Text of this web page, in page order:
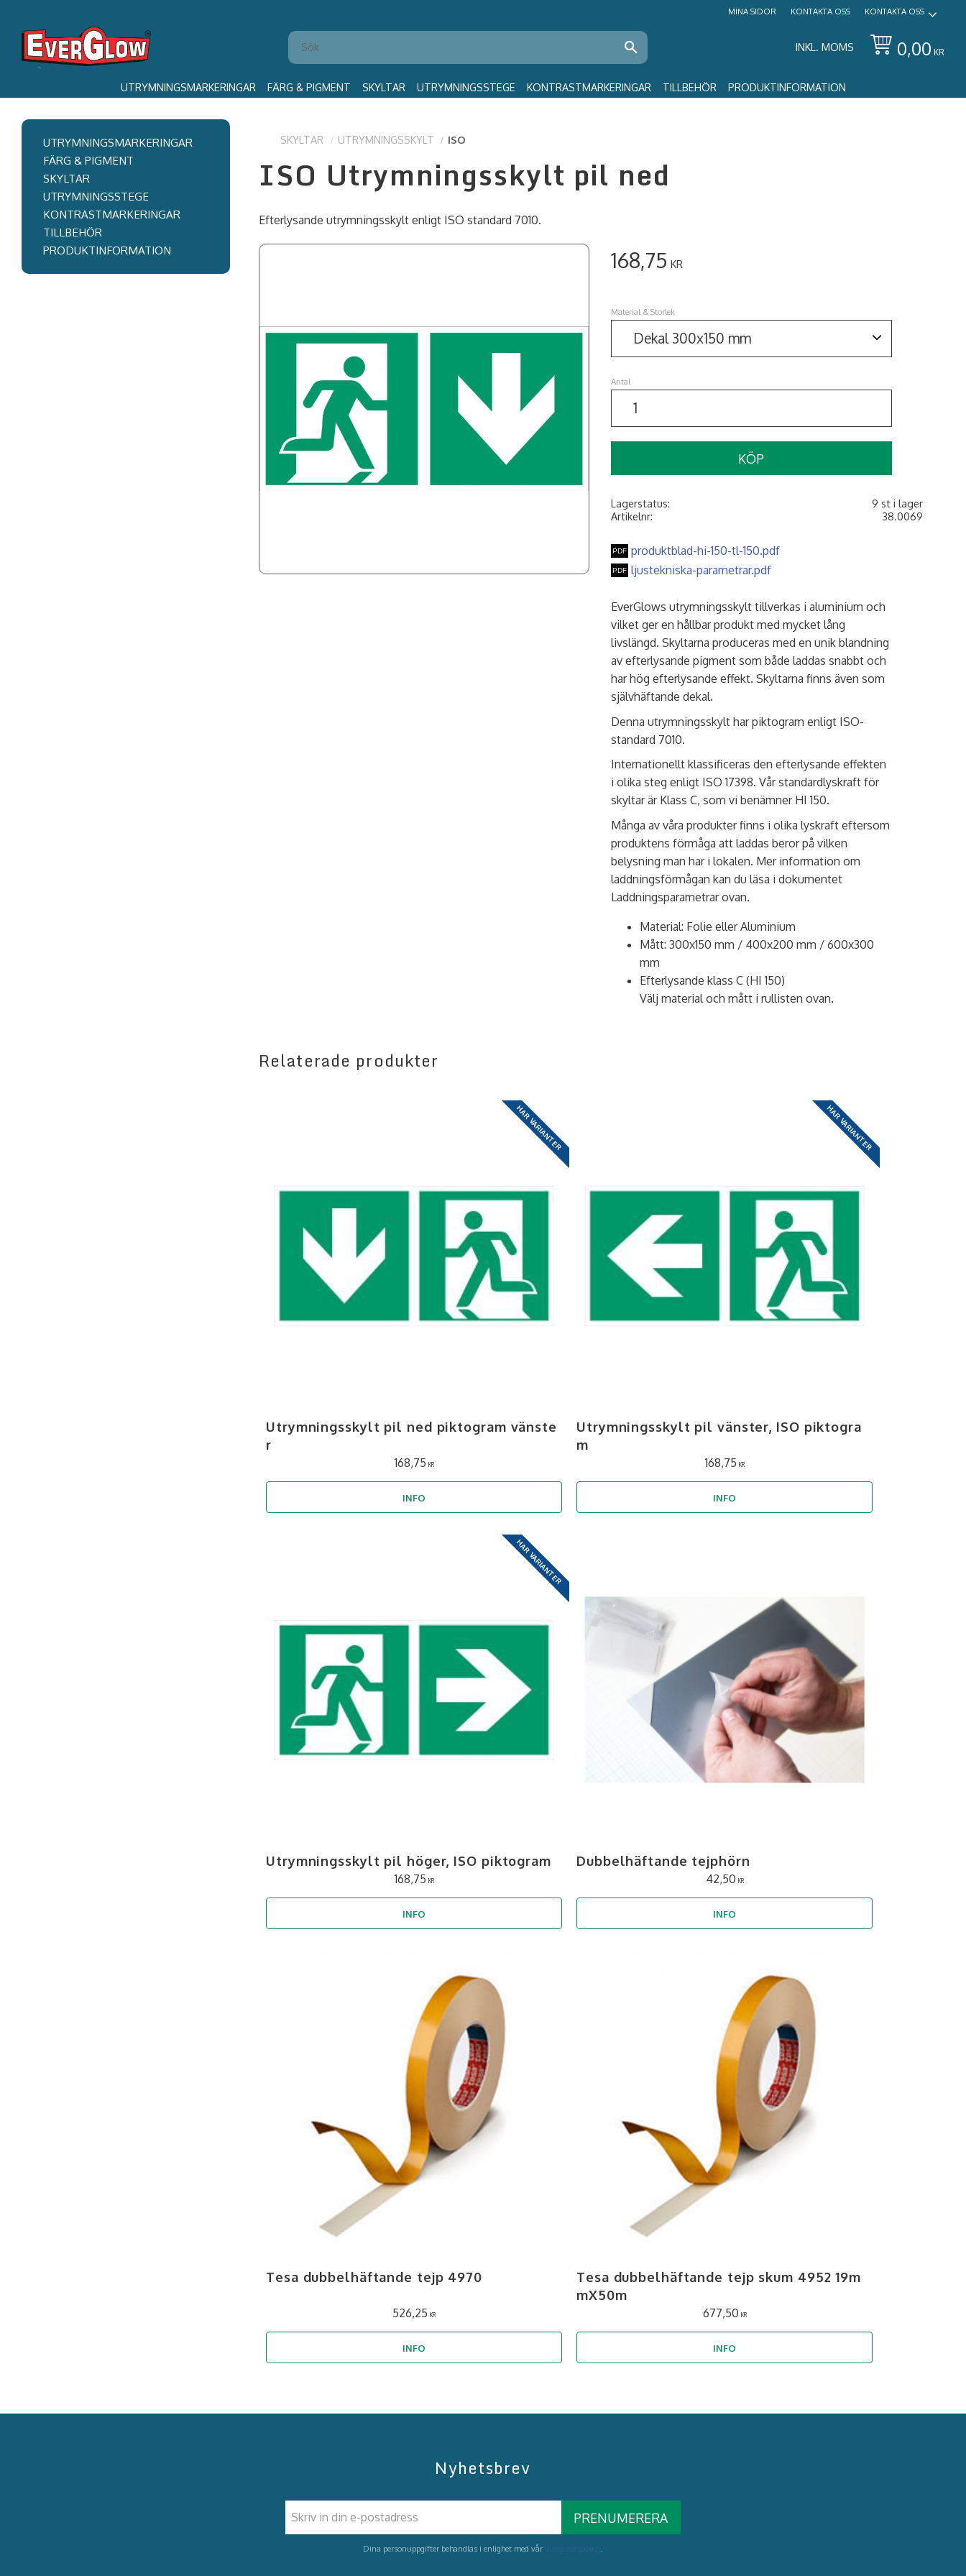
MINA SIDOR KONTAKTA OSS KONTAKTA OSS
INKL. MOMS 0,00 KR
UTRYMNINGSMARKERINGAR FÄRG & PIGMENT SKYLTAR UTRYMNINGSSTEGE KONTRASTMARKERINGAR TILLBEHÖR PRODUKTINFORMATION
SKYLTAR UTRYMNINGSSKYLT ISO
ISO Utrymningsskylt pil ned
Efterlysande utrymningsskylt enligt ISO standard 7010.
168,75 KR
Material & Storlek
Antal
KÖP
Lagerstatus
9 st i lager
Artikelnr
38.0069
produktblad-hi-150-tl-150.pdf
ljustekniska-parametrar.pdf
EverGlows utrymningsskylt tillverkas i aluminium och
vilket ger en hållbar produkt med mycket lång
livslängd. Skyltarna produceras med en unik blandning
av efterlysande pigment som både laddas snabbt och
har hög efterlysande effekt. Skyltarna finns även som
självhäftande dekal.
Denna utrymningsskylt har piktogram enligt ISO-
standard 7010.
Internationellt klassificeras den efterlysande effekten
i olika steg enligt ISO 17398. Vår standardlyskraft för
skyltar är Klass C, som vi benämner HI 150.
Många av våra produkter finns i olika lyskraft eftersom
produktens förmåga att laddas beror på vilken
belysning man har i lokalen. Mer information om
laddningsförmågan kan du läsa i dokumentet
Laddningsparametrar ovan.
Material: Folie eller Aluminium
Mått: 300x150 mm / 400x200 mm / 600x300
mm
Efterlysande klass C (HI 150)
Välj material och mått i rullisten ovan.
Relaterade produkter
Utrymningsskylt pil ned piktogram vänste
r
168,75 KR
INFO
HAR VARIANTER
Utrymningsskylt pil vänster, ISO piktogra
m
168,75 KR
INFO
HAR VARIANTER
Utrymningsskylt pil höger, ISO piktogram
168,75 KR
INFO
HAR VARIANTER
Dubbelhäftande tejphörn
42,50 KR
INFO
Tesa dubbelhäftande tejp 4970
526,25 KR
INFO
Tesa dubbelhäftande tejp skum 4952 19m
mX50m
677,50 KR
INFO
UTRYMNINGSMARKERINGAR
FÄRG & PIGMENT
SKYLTAR
UTRYMNINGSSTEGE
KONTRASTMARKERINGAR
TILLBEHÖR
PRODUKTINFORMATION
Nyhetsbrev
PRENUMERERA
Dina personuppgifter behandlas i enlighet med vår integritetspolicy